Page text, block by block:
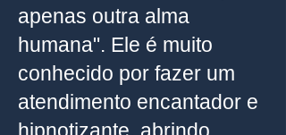
apenas outra alma
humana". Ele é muito
conhecido por fazer um
atendimento encantador e